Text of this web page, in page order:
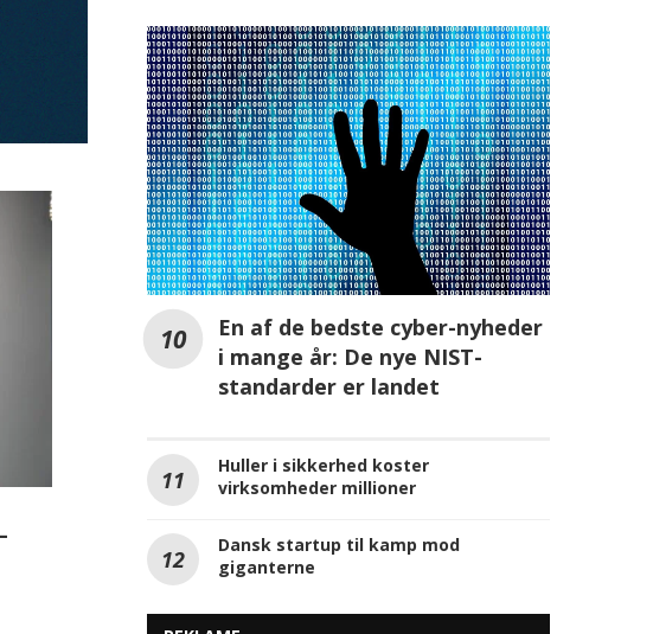
SIKKERHED
En af de bedste cyber-nyheder
standarder er landet
Huller i sikkerhed koster